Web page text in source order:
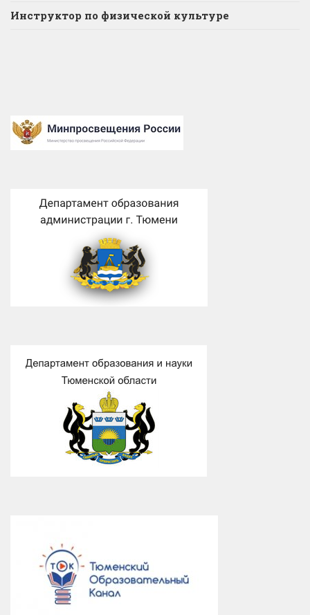
Инструктор по физической культуре